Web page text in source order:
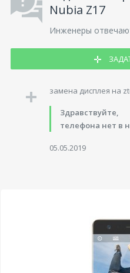
Nubia Z17
Инженеры
замена дисплея на
телефона нет в
05.05.2019